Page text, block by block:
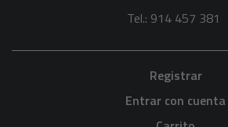
Tel.: 914 457 381
Registrar
Entrar con cuenta